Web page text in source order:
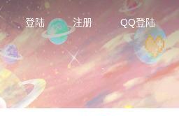
登陆 注册 QQ登陆